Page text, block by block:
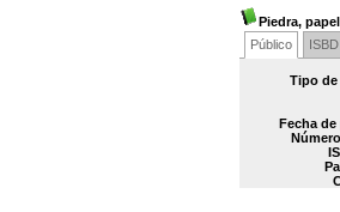
Piedra,
Público
ISBD
Tipo
Fecha